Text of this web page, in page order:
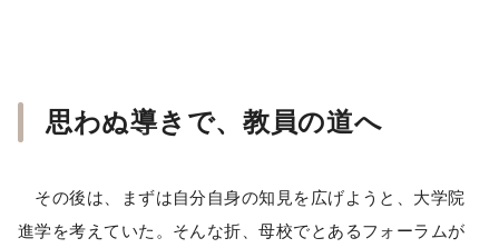
思わぬ導きで、教員の道へ
その後は、まずは自分自身の知見を広げようと、大学院
進学を考えていた。そんな折、母校でとあるフォーラムが